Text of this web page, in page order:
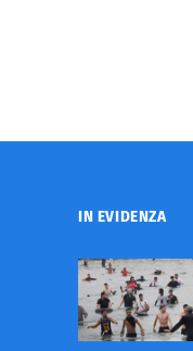
IN EVIDENZA